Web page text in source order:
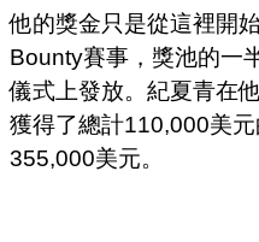
他的獎金只是從這裡開
Bounty賽事，獎池的一
儀式上發放。紀夏青在
獲得了總計110,000美
355,000美元。